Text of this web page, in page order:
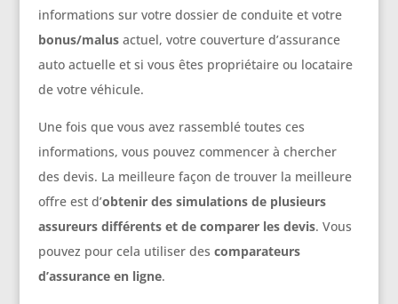
informations sur votre dossier de conduite et votre
bonus/malusactuel, votre couverture d’assurance
auto actuelle et si vous êtes propriétaire ou locataire
de votre véhicule.
Une fois que vous avez rassemblé toutes ces
informations, vous pouvez commencer à chercher
des devis. La meilleure façon de trouver la meilleure
offre est d’obtenir des simulations de plusieurs
assureurs différents et de comparer les devis. Vous
pouvez pour cela utiliser des comparateurs
d’assurance en ligne.